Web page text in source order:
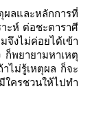
ลและหลักการที่
าะห์ ต่อชะตาราศี
จึงไม่ค่อยได้เข้า
ก็พยายามหาเหตุ
าไม่รู้เหตุผล ก็จะ
ครชวนให้ไปทำ